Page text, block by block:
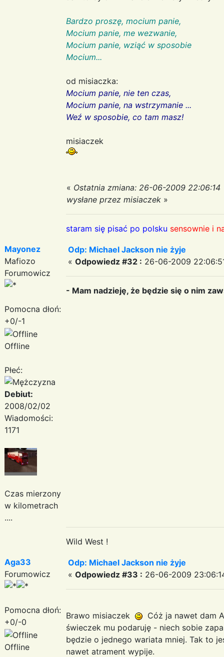
Bardzo proszę, mocium panie,
Mocium panie, me wezwanie,
Mocium panie, wziąć w sposobie
Mocium...
od misiaczka:
Mocium panie, nie ten czas,
Mocium panie, na wstrzymanie ...
Weź w sposobie, co tam masz!
misiaczek
« Ostatnia zmiana: 26-06-2009 22:06:14
wysłane przez misiaczek »
staram się pisać po polsku sensownie i
Mayonez
Mafiozo
Forumowicz
Pomocna dłoń:
+0/-1
Offline
Płeć:
Debiut:
2008/02/02
Wiadomości:
1171
Czas mierzony
w kilometrach
....
Odp: Michael Jackson nie żyje
« Odpowiedz #32 : 26-06-2009
- Mam nadzieję, że będzie się o nim
Wild West !
Aga33
Forumowicz
Pomocna dłoń:
+0/-0
Offline
Odp: Michael Jackson nie żyje
« Odpowiedz #33 : 26-06-2009
Brawo misiaczek
Cóż ja nawet dam
świeczek mu podaruję - niech sobie
będzie o jednego wariata mniej. Tak to
nawet atrament wypije.